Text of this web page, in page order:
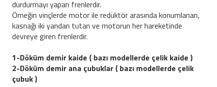
durdurmayı yapan frenlerdir.
Örneğin vinçlerde motor ile redüktör arasında konumlanan,
kasnağı iki yandan tutan ve motorun her hareketinde
devreye giren frenlerdir.
1-Döküm demir kaide ( bazı modellerde çelik kaide )
2-Döküm demir ana çubuklar ( bazı modellerde çelik
çubuk )